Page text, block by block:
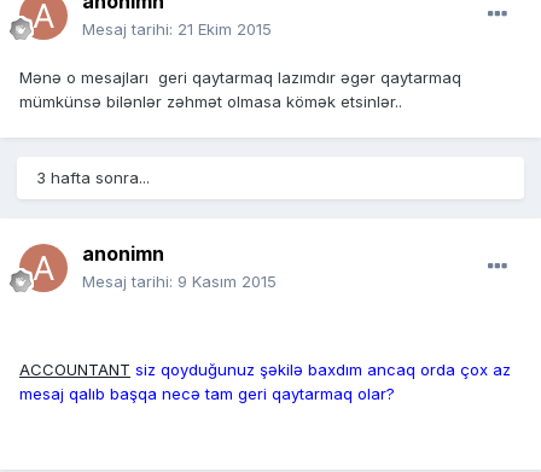
Mesaj tarihi: 21 Ekim 2015
Mənə o mesajları geri qaytarmaq lazımdır əgər qaytarmaq
mümkünsə bilənlər zəhmət olmasa kömək etsinlər..
3 hafta sonra...
anonimn
Mesaj tarihi: 9 Kasım 2015
ACCOUNTANT siz qoyduğunuz şəkilə baxdım ancaq orda çox az
mesaj qalıb başqa necə tam geri qaytarmaq olar?